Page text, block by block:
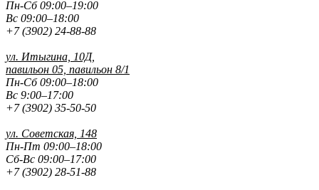
Пн-Сб 09:00–19:00
Вс 09:00–18:00
+7 (3902) 24-88-88
ул. Итыгина, 10Д,
павильон 05, павильон 8/1
Пн-Сб 09:00–18:00
Вс 9:00–17:00
+7 (3902) 35-50-50
ул. Советская, 148
Пн-Пт 09:00–18:00
Сб-Вс 09:00–17:00
+7 (3902) 28-51-88